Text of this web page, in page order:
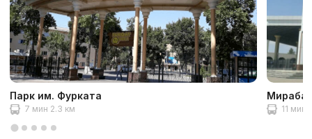
Парк им. Фурката
7 мин 2.3 км 11 мин